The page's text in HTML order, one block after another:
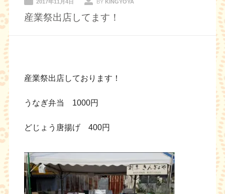
2017年11月4日 BY KINGYOYA
産業祭出店してます！
産業祭出店しております！
うなぎ弁当 1000円
どじょう唐揚げ 400円